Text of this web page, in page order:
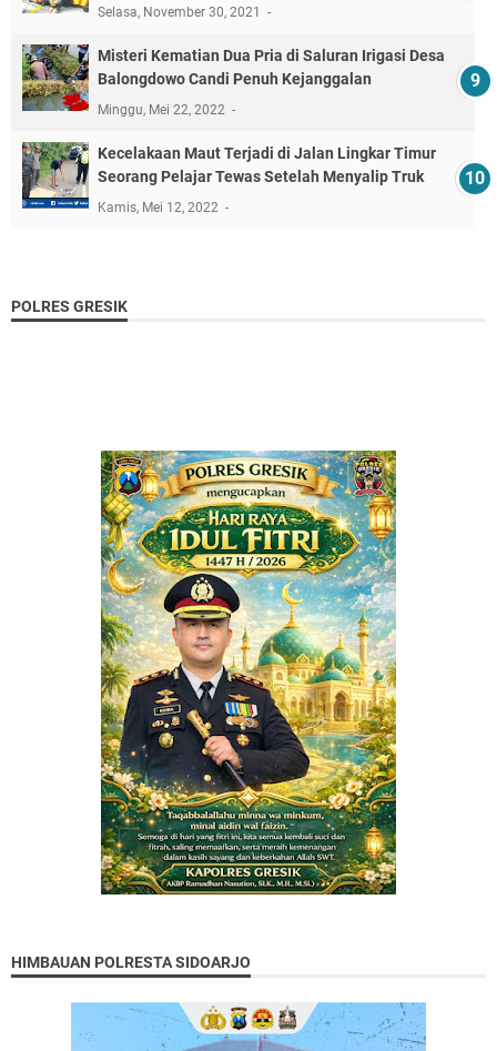
Selasa, November 30, 2021
Misteri Kematian Dua Pria di Saluran Irigasi Desa
Balongdowo Candi Penuh Kejanggalan
Minggu, Mei 22, 2022
Kecelakaan Maut Terjadi di Jalan Lingkar Timur
Seorang Pelajar Tewas Setelah Menyalip Truk
Kamis, Mei 12, 2022
POLRES GRESIK
HIMBAUAN POLRESTA SIDOARJO